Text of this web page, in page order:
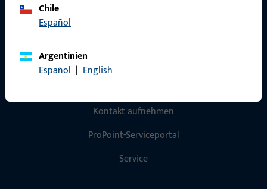
Chile
Español
Argentinien
Español | English
Kontakt aufnehmen
ProPoint-Serviceportal
Service